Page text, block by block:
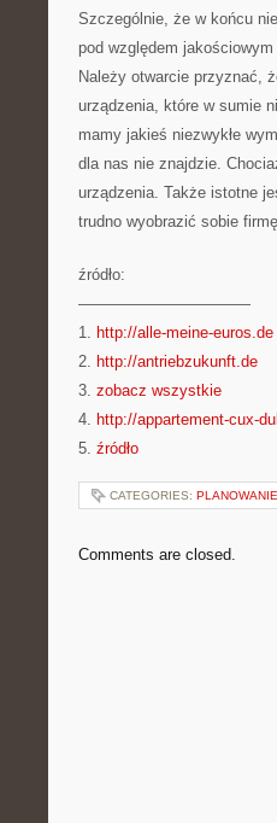
Szczególnie, że w końcu
pod względem
Należy otwarcie przyznać,
urządzenia, które w sumie
mamy jakieś niezwykłe
dla nas nie znajdzie.
urządzenia. Także istotne
trudno wyobrazić sobie
źródło:
———————————
1. http://alle-meine-euros.de
2. http://antriebzukunft.de
3. zobacz wszystkie
4. http://appartement-cux-
5. źródło
CATEGORIES:
Comments are closed.